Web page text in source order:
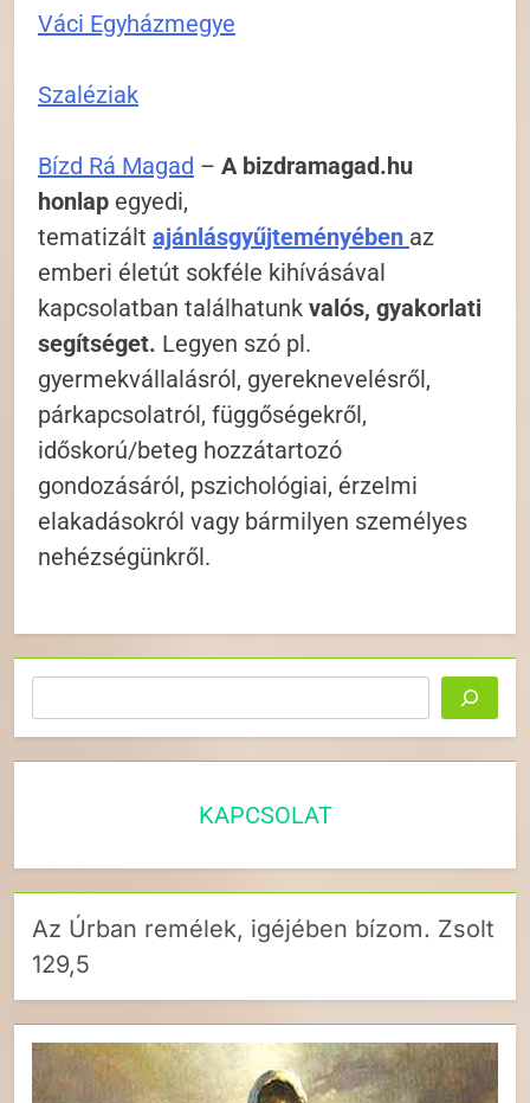
Váci Egyházmegye
Szaléziak
Bízd Rá Magad – A bizdramagad.hu
honlap egyedi,
tematizált ajánlásgyűjteményében az
emberi életút sokféle kihívásával
kapcsolatban találhatunk valós, gyakorlati
segítséget. Legyen szó pl.
gyermekvállalásról, gyereknevelésről,
párkapcsolatról, függőségekről,
időskorú/beteg hozzátartozó
gondozásáról, pszichológiai, érzelmi
elakadásokról vagy bármilyen személyes
nehézségünkről.
KAPCSOLAT
Az Úrban remélek, igéjében bízom. Zsolt
129,5